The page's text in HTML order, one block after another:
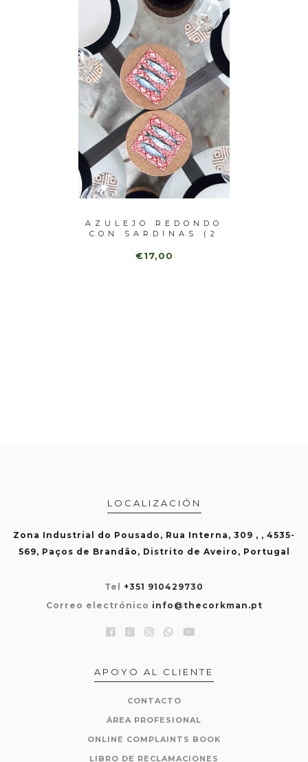
AZULEJO REDONDO
CON SARDINAS (2
€17,00
LOCALIZACIÓN
Zona Industrial do Pousado, Rua Interna, 309 , , 4535-
569, Paços de Brandão, Distrito de Aveiro, Portugal
Tel +351 910429730
Correo electrónico info@thecorkman.pt
APOYO AL CLIENTE
CONTACTO
ÁREA PROFESIONAL
ONLINE COMPLAINTS BOOK
LIBRO DE RECLAMACIONES